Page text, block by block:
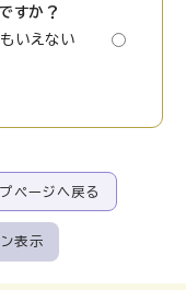
すか？
もいえない
プページへ戻る
ン表示